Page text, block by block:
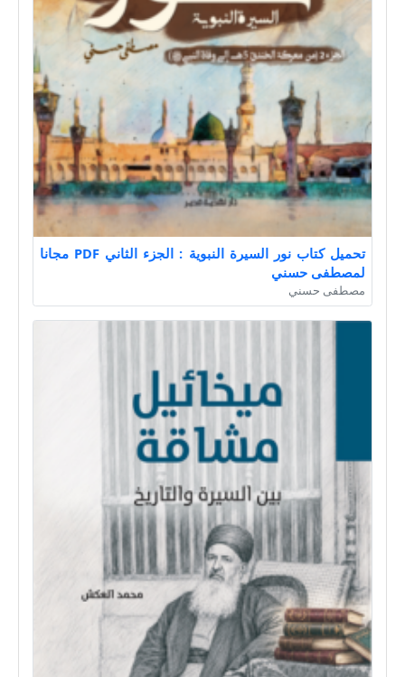
تحميل كتاب نور السيرة النبوية : الجزء الثاني PDF مجانا
لمصطفى حسني
مصطفى حسني